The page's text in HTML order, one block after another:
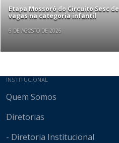
Etapa Mossoró do Circuito Sesc
vagas na categoria infantil
6 DE AGOSTO DE 2026
Mapa do site
INSTITUCIONAL
Quem Somos
Diretorias
- Diretoria Institucional